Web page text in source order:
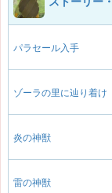
パラセール入手
ゾーラの里に辿り着け
炎の神獣
雷の神獣